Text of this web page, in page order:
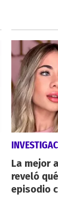
La mejor
reveló
episodio